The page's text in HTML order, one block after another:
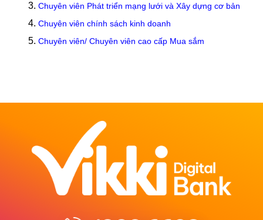
Chuyên viên Phát triển mạng lưới và Xây dựng cơ bản
Chuyên viên chính sách kinh doanh
Chuyên viên/ Chuyên viên cao cấp Mua sắm